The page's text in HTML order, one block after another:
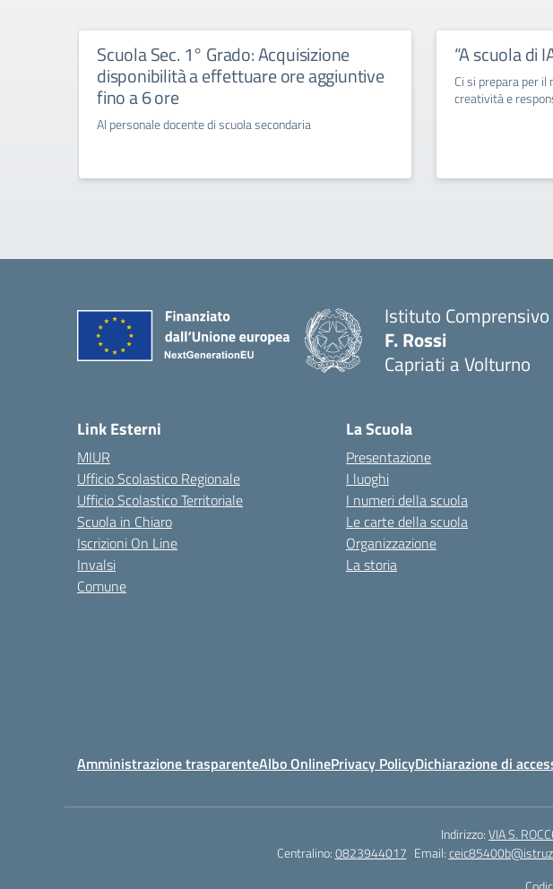
Scuola Sec. 1° Grado: Acquisizione
disponibilità a effettuare ore aggiuntive
fino a 6 ore
Al personale docente di scuola secondaria
“A scuola di
Ci si prepara per il
creatività e
Istituto Comprensivo
F. Rossi
Capriati a Volturno
Link Esterni
MIUR
Ufficio Scolastico Regionale
Ufficio Scolastico Territoriale
Scuola in Chiaro
Iscrizioni On Line
Invalsi
Comune
La Scuola
Presentazione
I luoghi
I numeri della scuola
Le carte della scuola
Organizzazione
La storia
Amministrazione trasparenteAlbo OnlinePrivacy PolicyDichiarazione di
Indirizzo:VIA S.
Centralino:0823944017 Email: